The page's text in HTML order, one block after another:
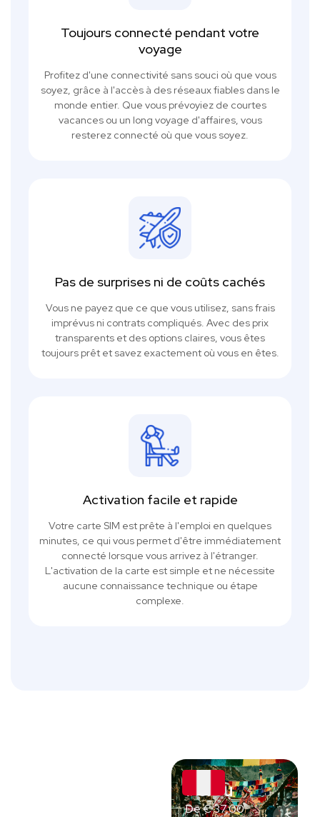
Toujours connecté pendant votre
voyage
Profitez d'une connectivité sans souci où que vous
soyez, grâce à l'accès à des réseaux fiables dans le
monde entier. Que vous prévoyiez de courtes
vacances ou un long voyage d'affaires, vous
resterez connecté où que vous soyez.
Pas de surprises ni de coûts cachés
Vous ne payez que ce que vous utilisez, sans frais
imprévus ni contrats compliqués. Avec des prix
transparents et des options claires, vous êtes
toujours prêt et savez exactement où vous en êtes.
Activation facile et rapide
Votre carte SIM est prête à l'emploi en quelques
minutes, ce qui vous permet d'être immédiatement
connecté lorsque vous arrivez à l'étranger.
L'activation de la carte est simple et ne nécessite
aucune connaissance technique ou étape
complexe.
Pérou
De€37,00